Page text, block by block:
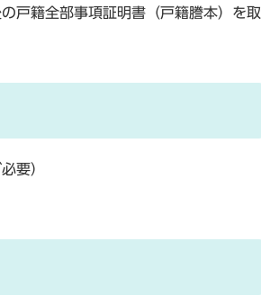
戸籍全部事項証明書（戸籍謄本）を取
要）